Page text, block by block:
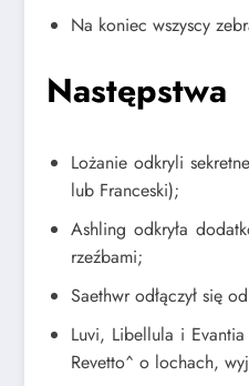
Na koniec wszyscy
Następstwa
Lożanie odkryli
lub Franceski);
Ashling odkryła
rzeźbami;
Saethwr odłączył się
Luvi, Libellula i
Revetto^ o lochach,